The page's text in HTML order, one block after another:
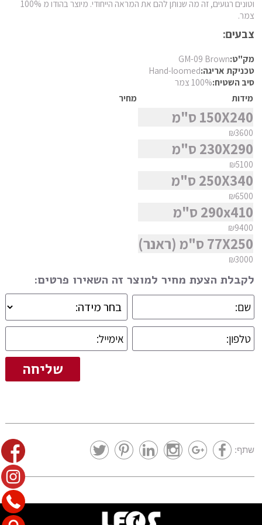
סגנון
פרסי מוד
פרסי נהין
פרסי סראפי
פרסי קום
פרסי קוצ'אן
פרסי קלארדש
פרסי קשקאי
וטונים רגועים, זה מה שנותן להם את המראה הייחודי. מיוצר בהודו מ 100%
צמר.
צבעים:
מק"ט:GM-09 Brown
טכניקת אריגה:Hand-loomed
סיב השטיח:100% צמר
מידות
מחיר
150X240 ס"מ
₪3600
230X290 ס"מ
₪5100
250X340 ס"מ
₪6500
290x410 ס"מ
₪9400
77X250 ס"מ (ראנר)
₪3000
לקבלת הצעת מחיר למוצר זה השאירו פרטים:
שתף: